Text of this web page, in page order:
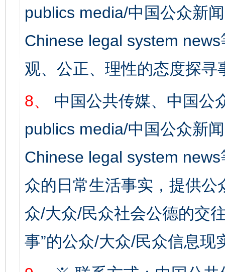
publics media/中国公众新
Chinese legal system
观、公正、理性的态度探寻
8、
中国公共传媒、中国公
publics media/中国公众新
Chinese legal system
众的日常生活事实，提供
众/大众/民众社会公德的交
事”的公众/大众/民众信息现